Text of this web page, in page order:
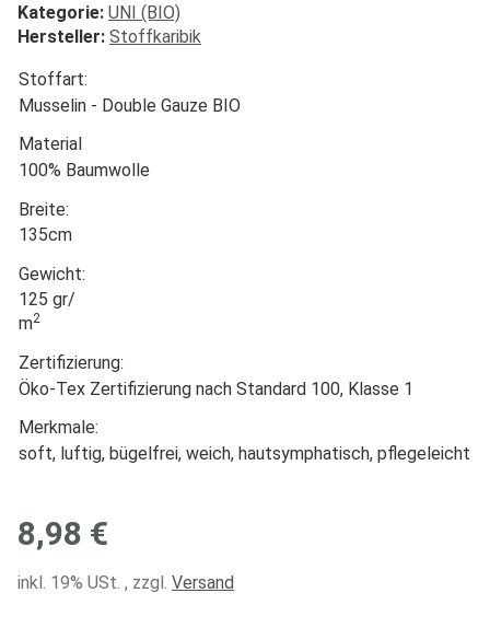
Kategorie: UNI (BIO)
Hersteller: Stoffkaribik
Stoffart:
Musselin - Double Gauze BIO
Material
100% Baumwolle
Breite:
135cm
Gewicht:
125 gr/
m2
Zertifizierung:
Öko-Tex Zertifizierung nach Standard 100, Klasse 1
Merkmale:
soft, luftig, bügelfrei, weich, hautsymphatisch, pflegeleicht
8,98 €
inkl. 19% USt. , zzgl. Versand